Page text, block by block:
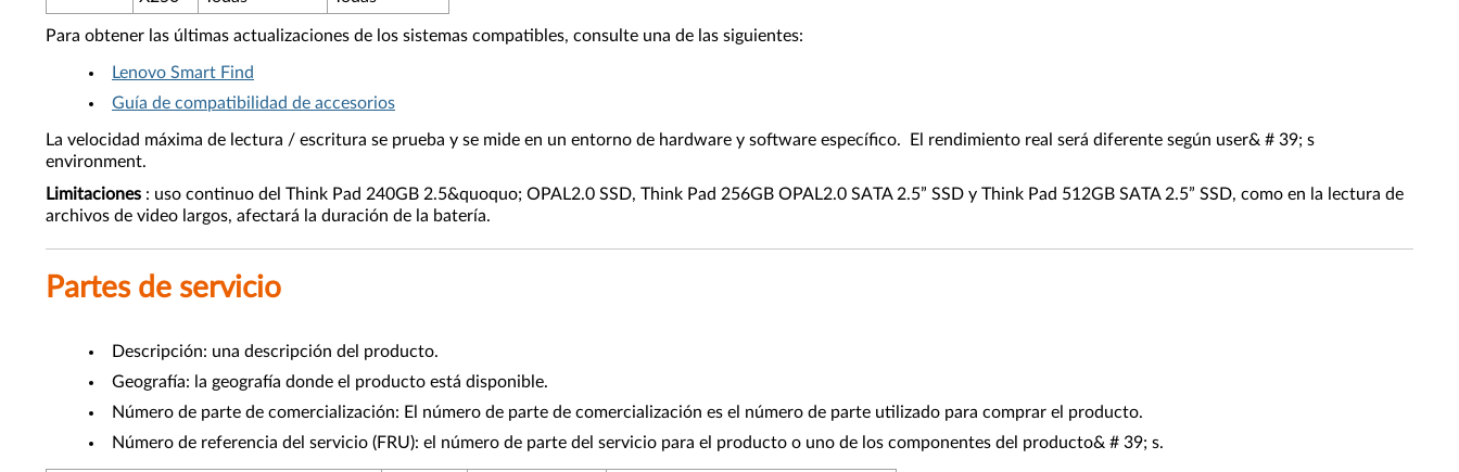
Para obtener las últimas actualizaciones de los sistemas compatibles, consulte una de las siguientes:
Lenovo Smart Find
Guía de compatibilidad de accesorios
La velocidad máxima de lectura / escritura se prueba y se mide en un entorno de hardware y software específico. El rendimiento real será diferente según user& # 39; s
environment.
Limitaciones : uso continuo del Think Pad 240GB 2.5&quoquo; OPAL2.0 SSD, Think Pad 256GB OPAL2.0 SATA 2.5” SSD y Think Pad 512GB SATA 2.5” SSD, como en la lectura de
archivos de video largos, afectará la duración de la batería.
Partes de servicio
Descripción: una descripción del producto.
Geografía: la geografía donde el producto está disponible.
Número de parte de comercialización: El número de parte de comercialización es el número de parte utilizado para comprar el producto.
Número de referencia del servicio (FRU): el número de parte del servicio para el producto o uno de los componentes del producto& # 39; s.